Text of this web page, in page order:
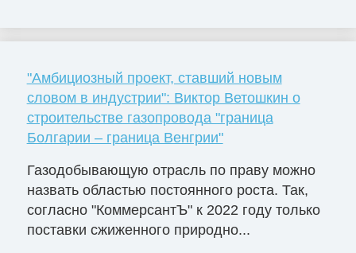
"Амбициозный проект, ставший новым
словом в индустрии": Виктор Ветошкин о
строительстве газопровода "граница
Болгарии – граница Венгрии"
Газодобывающую отрасль по праву можно
назвать областью постоянного роста. Так,
согласно "КоммерсантЪ" к 2022 году только
поставки сжиженного природно...